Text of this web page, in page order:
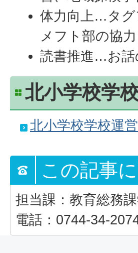
体力向上…タグ
メフト部の協力
読書推進…お話
北小学校学
北小学校学校運
この記事
担当課：教育総務
電話：0744-34-